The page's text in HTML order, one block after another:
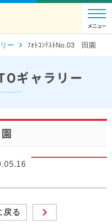
ー ﾌｫﾄｺﾝﾃｽﾄNo.03 田園
ギャラリー
戻る